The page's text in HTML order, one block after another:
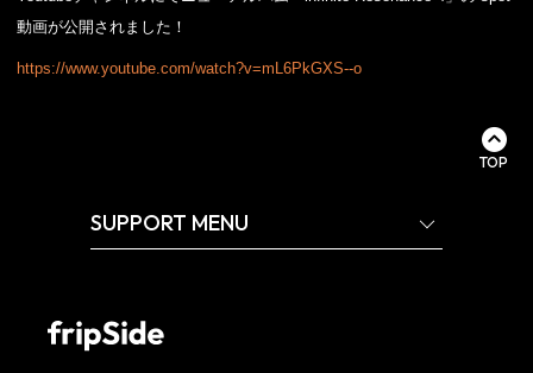
動画が公開されました！
https://www.youtube.com/watch?v=mL6PkGXS--o
TOP
SUPPORT MENU